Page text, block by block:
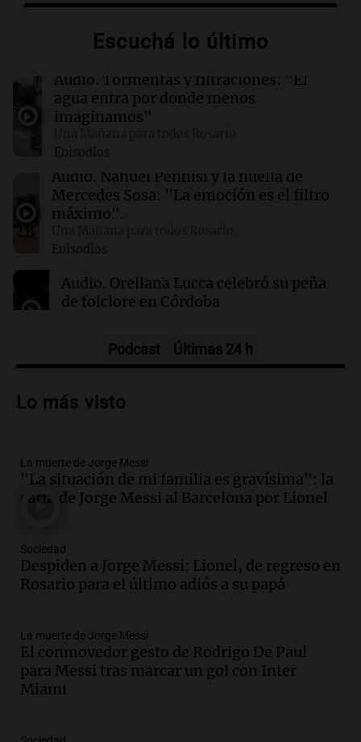
06:03 Tecnología
su nueva fábrica de semiconductores en Texas
Nagasaki recuerda los horrores de la bomba
atómica en su 81 aniversario
04:37 Mundo
Hutíes de Yemen atacan instalación de
Aramco en Arabia Saudí: nuevo conflicto en la
región
04:19
Incendios forestales en Indonesia: se
intensifican las llamas en el Parque Nacional
Escuchá lo último
Audio. Tormentas y filtraciones: "El
agua entra por donde menos
imaginamos"
Episodios
Audio. Nahuel Pennisi y la huella de
Mercedes Sosa: "La emoción es el filtro
máximo".
Episodios
Audio. Orellana Lucca celebró su peña
de folclore en Córdoba
Audio.Trágico accidente en Mendoza:
vehículos desde un puente
Audio.Tragedia en Mendoza: un muerto
y cinco heridos tras caer dos autos desde
un puente
Audio.Messi llegará esta noche a
Rosario para acompañar a su familia
Episodios
Audio.Ley de Propiedad Privada: el revés
en el Congreso expuso una debilidad
comunicacional del Gobierno
Episodios
Podcast Últimas 24 h
Lo más visto
La muerte de Jorge Messi
"La situación de mi familia es gravísima": la
carta de Jorge Messi al Barcelona por Lionel
Sociedad
Despiden a Jorge Messi: Lionel, de regreso en
Rosario para el último adiós a su papá
La muerte de Jorge Messi
El conmovedor gesto de Rodrigo De Paul
para Messi tras marcar un gol con Inter
Miami